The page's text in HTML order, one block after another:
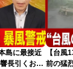
島に最接近
長引くおそ
【台風
前の猛